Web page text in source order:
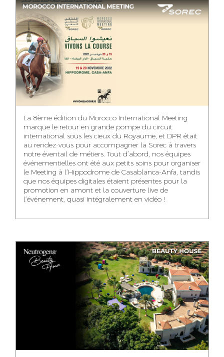
ASMAA MAZZI
ACCOUNT
DIRECTOR
TAHA EL BEIDORI
ART DIRECTOR
FINANCIAL
MANAGER
ACCOUNT
MANAGER
BOUDAR
ART DIRECTOR
FATIMA ZAHRA
DEBBAGH
ACCOUNT
MOHAMED
HARRATIA
DIGITAL MANAGER
NABILA SAMOUN
MEDIA ANALYST
GHITA EL ARABI
EZZAKI SALMA
ACCOUNT
MANAGER
ANASS ELRHAZI
EDITORIAL
MANAGER AND
CONTENT
YAHYA LOULIDI
MEDIA RELATIONS
MANAGER
NIAMA EL YOSSRI
DIGITAL MANAGER
La 8ème édition du Morocco International Meeting
marque le retour en grande pompe du circuit
international sous les cieux du Royaume, et DPR était
au rendez-vous pour accompagner la Sorec à travers
notre éventail de métiers. Tout d’abord, nos équipes
événementielles ont été aux petits soins pour organiser
le Meeting à l’Hippodrome de Casablanca-Anfa, tandis
que nos équipes digitales étaient présentes pour la
promotion en amont et la couverture live de
l’événement, quasi intégralement en vidéo !